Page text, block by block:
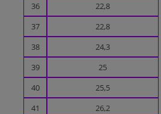
36
22,8
37
22,8
38
24,3
39
25
40
25,5
41
26,2